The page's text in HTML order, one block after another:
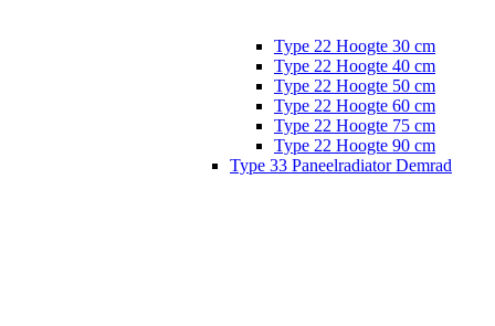
Type 22 Hoogte 30 cm
Type 22 Hoogte 40 cm
Type 22 Hoogte 50 cm
Type 22 Hoogte 60 cm
Type 22 Hoogte 75 cm
Type 22 Hoogte 90 cm
Type 33 Paneelradiator Demrad